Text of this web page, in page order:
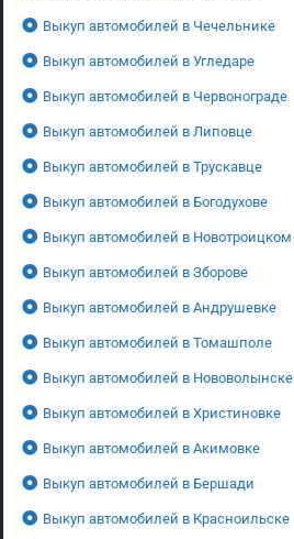
Выкуп автомобилей в Чечельнике
Выкуп автомобилей в Угледаре
Выкуп автомобилей в Червонограде
Выкуп автомобилей в Липовце
Выкуп автомобилей в Трускавце
Выкуп автомобилей в Богодухове
Выкуп автомобилей в Новотроицком
Выкуп автомобилей в Зборове
Выкуп автомобилей в Андрушевке
Выкуп автомобилей в Томашполе
Выкуп автомобилей в Нововолынске
Выкуп автомобилей в Христиновке
Выкуп автомобилей в Акимовке
Выкуп автомобилей в Бершади
Выкуп автомобилей в Красноильске